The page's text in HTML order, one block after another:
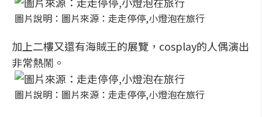
圖片說明：圖片來源：走走停停,小燈泡在旅行
加上二樓又還有海賊王的展覽，cosplay的人偶演出
非常熱鬧。
圖片說明：圖片來源：走走停停,小燈泡在旅行